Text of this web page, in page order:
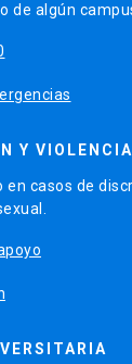
de algún
Y VIOLENCIA
en casos de